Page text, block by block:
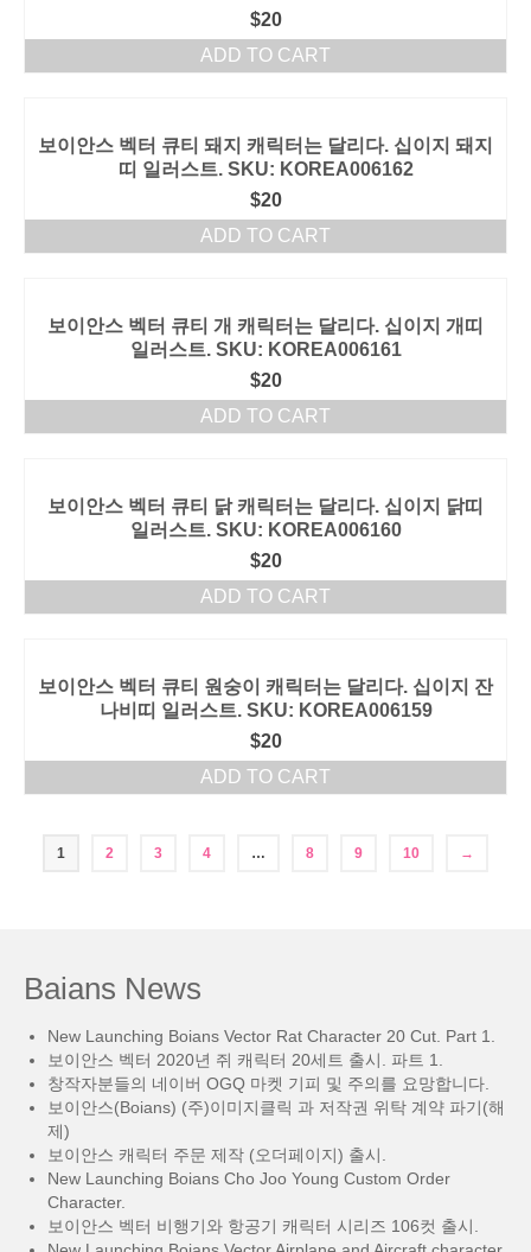
$20
ADD TO CART
보이안스 벡터 큐티 돼지 캐릭터는 달리다. 십이지 돼지
띠 일러스트. SKU: KOREA006162
$20
ADD TO CART
보이안스 벡터 큐티 개 캐릭터는 달리다. 십이지 개띠
일러스트. SKU: KOREA006161
$20
ADD TO CART
보이안스 벡터 큐티 닭 캐릭터는 달리다. 십이지 닭띠
일러스트. SKU: KOREA006160
$20
ADD TO CART
보이안스 벡터 큐티 원숭이 캐릭터는 달리다. 십이지 잔
나비띠 일러스트. SKU: KOREA006159
$20
ADD TO CART
1 2 3 4 … 8 9 10 →
Baians News
New Launching Boians Vector Rat Character 20 Cut. Part 1.
보이안스 벡터 2020년 쥐 캐릭터 20세트 출시. 파트 1.
창작자분들의 네이버 OGQ 마켓 기피 및 주의를 요망합니다.
보이안스(Boians) (주)이미지클릭 과 저작권 위탁 계약 파기(해
제)
보이안스 캐릭터 주문 제작 (오더페이지) 출시.
New Launching Boians Cho Joo Young Custom Order
Character.
보이안스 벡터 비행기와 항공기 캐릭터 시리즈 106컷 출시.